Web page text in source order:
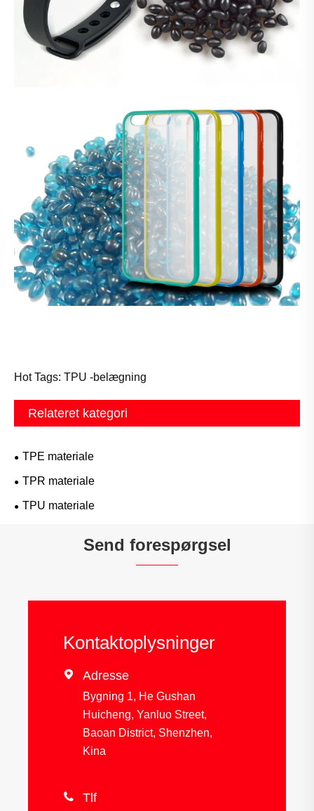
Hot Tags: TPU -belægning
Relateret kategori
TPE materiale
TPR materiale
TPU materiale
Send forespørgsel
Kontaktoplysninger
 Adresse
Bygning 1, He Gushan
Huicheng, Yanluo Street,
Baoan District, Shenzhen,
Kina
 Tlf